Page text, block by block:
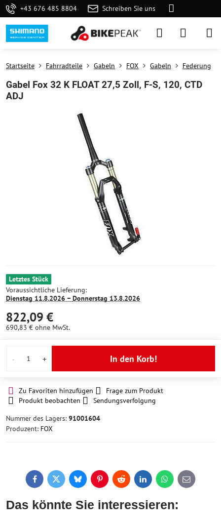
+43 676 485 8804 Schreiben Sie uns
Startseite Fahrradteile Gabeln FOX Gabeln Federung
Gabel Fox 32 K FLOAT 27,5 Zoll, F-S, 120, CTD
ADJ
Letztes Stück
Voraussichtliche Lieferung:
Dienstag 11.8.2026 − Donnerstag 13.8.2026
822,09 €
690,83 € ohne MwSt.
In den Korb!
Zu Favoriten hinzufügen
Frage zum Produkt
Produkt beobachten
Sendungsverfolgung
Nummer des Lagers: 91001604
Produzent: FOX
FacebookTwitterBlueskyPinterestReddit LinkedInWhatsApp
E-
mail
Das könnte Sie interessieren: